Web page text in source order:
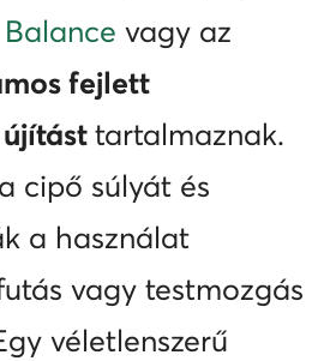
vagy az
fejlett
tartalmaznak.
cipő súlyát és
a használat
vagy testmozgás
véletlenszerű